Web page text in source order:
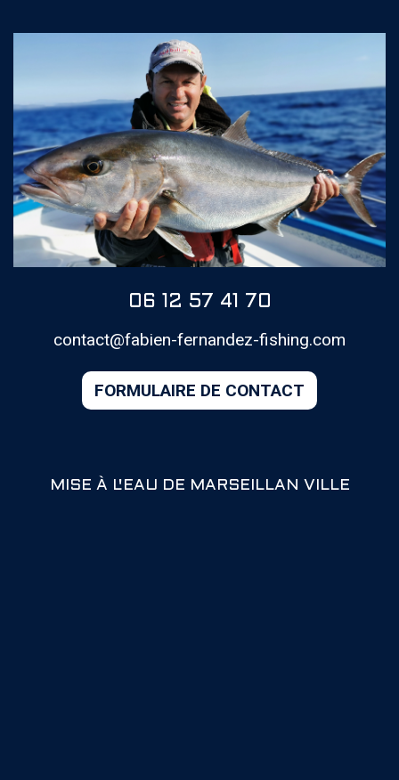
06 12 57 41 70
contact@fabien-fernandez-fishing.com
MISE À L'EAU DE MARSEILLAN VILLE